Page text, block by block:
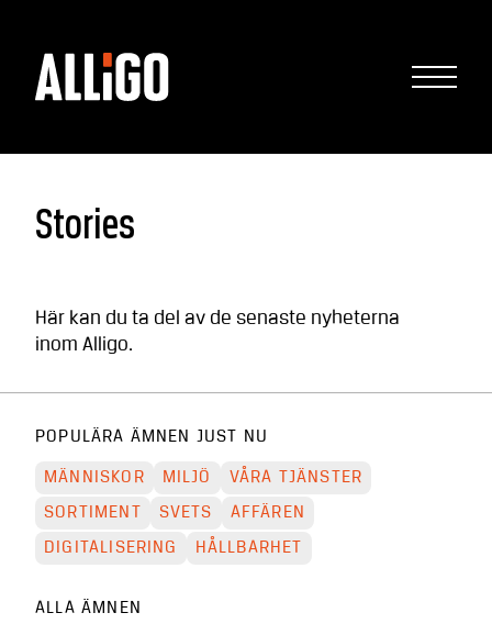
Stories
Här kan du ta del av de senaste nyheterna
inom Alligo.
POPULÄRA ÄMNEN JUST NU
MÄNNISKOR MILJÖ VÅRA TJÄNSTER
SORTIMENT SVETS AFFÄREN
DIGITALISERING HÅLLBARHET
ALLA ÄMNEN